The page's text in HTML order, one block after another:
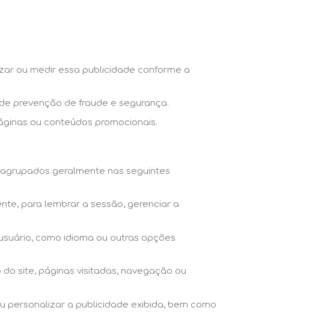
ou medir essa publicidade conforme a
prevenção de fraude e segurança.
ou conteúdos promocionais.
geralmente nas seguintes
para lembrar a sessão, gerenciar a
como idioma ou outras opções
site, páginas visitadas, navegação ou
personalizar a publicidade exibida, bem como